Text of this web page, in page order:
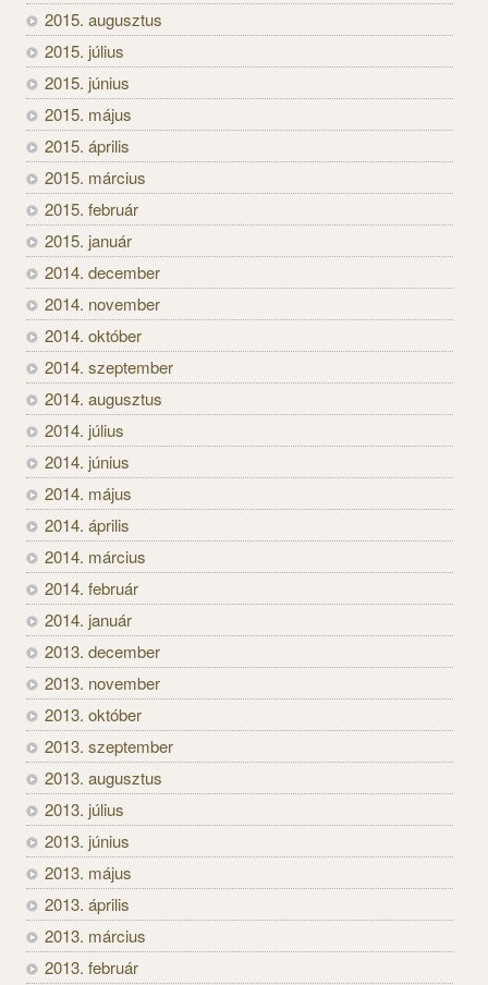
2015. augusztus
2015. július
2015. június
2015. május
2015. április
2015. március
2015. február
2015. január
2014. december
2014. november
2014. október
2014. szeptember
2014. augusztus
2014. július
2014. június
2014. május
2014. április
2014. március
2014. február
2014. január
2013. december
2013. november
2013. október
2013. szeptember
2013. augusztus
2013. július
2013. június
2013. május
2013. április
2013. március
2013. február